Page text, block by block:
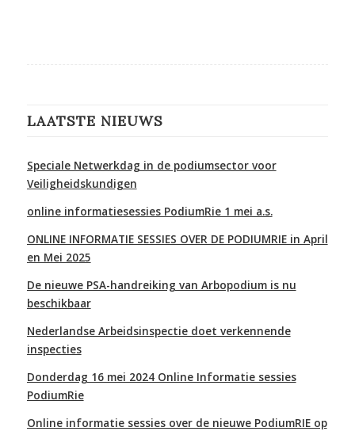
LAATSTE NIEUWS
Speciale Netwerkdag in de podiumsector voor
Veiligheidskundigen
online informatiesessies PodiumRie 1 mei a.s.
ONLINE INFORMATIE SESSIES OVER DE PODIUMRIE in April
en Mei 2025
De nieuwe PSA-handreiking van Arbopodium is nu
beschikbaar
Nederlandse Arbeidsinspectie doet verkennende
inspecties
Donderdag 16 mei 2024 Online Informatie sessies
PodiumRie
Online informatie sessies over de nieuwe PodiumRIE op